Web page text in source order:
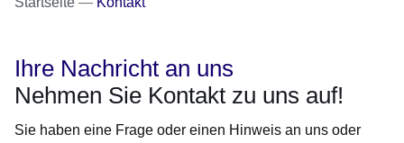
Ihre Nachricht an uns
Nehmen Sie Kontakt zu uns auf!
Sie haben eine Frage oder einen Hinweis an uns oder